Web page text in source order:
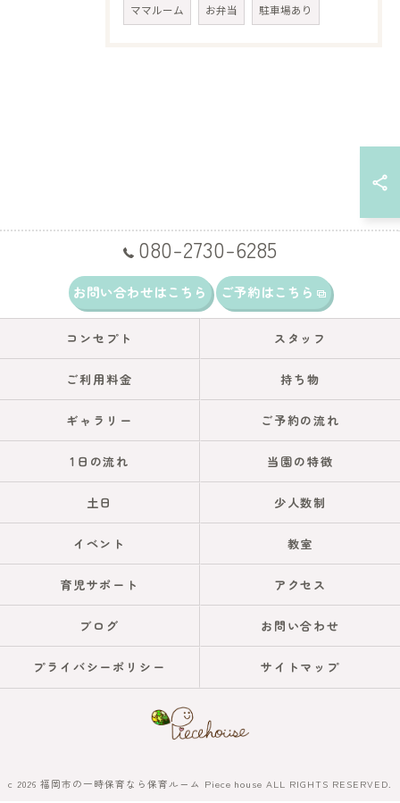
ママルーム お弁当 駐車場あり
080-2730-6285
お問い合わせはこちら ご予約はこちら
コンセプト スタッフ
ご利用料金 持ち物
ギャラリー ご予約の流れ
1日の流れ 当園の特徴
土日 少人数制
イベント 教室
育児サポート アクセス
ブログ お問い合わせ
プライバシーポリシー サイトマップ
c 2026 福岡市の一時保育なら保育ルーム Piece house ALL RIGHTS RESERVED.